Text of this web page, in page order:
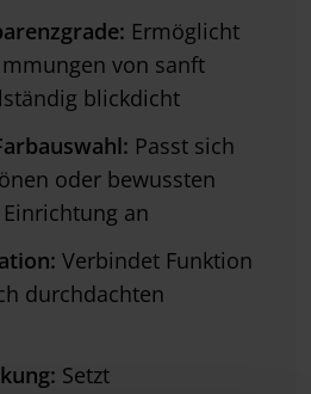
Ermöglicht
von sanft
blickdicht
Passt sich
oder bewussten
an
Verbindet Funktion
durchdachten
Setzt